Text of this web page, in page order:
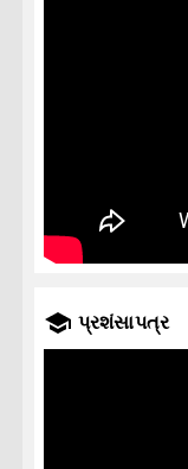
પ્રશંસાપત્ર